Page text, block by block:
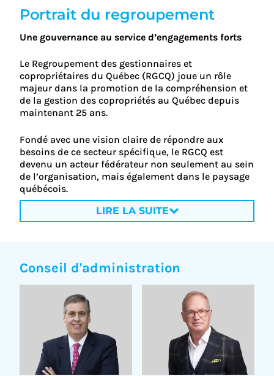
Portrait du regroupement
Une gouvernance au service d’engagements forts
Le Regroupement des gestionnaires et
copropriétaires du Québec (RGCQ) joue un rôle
majeur dans la promotion de la compréhension et
de la gestion des copropriétés au Québec depuis
maintenant 25 ans.
Fondé avec une vision claire de répondre aux
besoins de ce secteur spécifique, le RGCQ est
devenu un acteur fédérateur non seulement au sein
de l’organisation, mais également dans le paysage
québécois.
LIRE LA SUITE
Conseil d'administration